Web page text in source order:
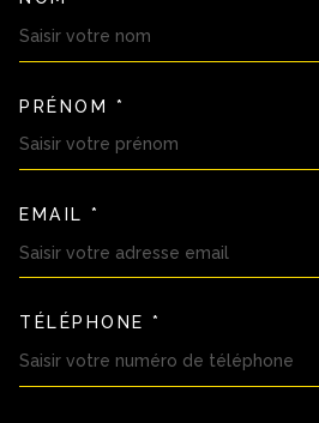
PRÉNOM *
EMAIL *
TÉLÉPHONE *